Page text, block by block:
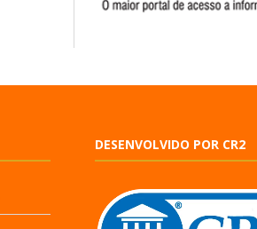
DESENVOLVIDO POR CR2